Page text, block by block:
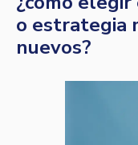
o estrategia
nuevos?